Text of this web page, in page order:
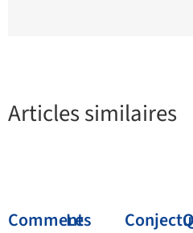
Articles similaires
Comment
Les